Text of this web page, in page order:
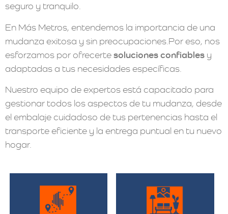
seguro y tranquilo.
En Más Metros, entendemos la importancia de una
mudanza exitosa y sin preocupaciones.Por eso, nos
esforzamos por ofrecertesoluciones confiables y
adaptadas a tus necesidades específicas.
Nuestro equipo de expertos está capacitado para
gestionar todos los aspectos de tu mudanza, desde
el embalaje cuidadoso de tus pertenencias hasta el
transporte eficiente y la entrega puntual en tu nuevo
hogar.